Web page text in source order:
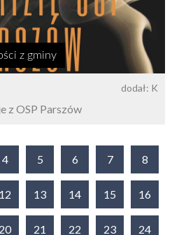
z gminy
dodał: K
z OSP Parszów
4 5 6 7 8
12 13 14 15 16
20 21 22 23 24